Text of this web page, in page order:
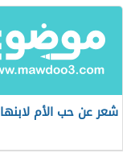
شعر عن حب الأم لابنها